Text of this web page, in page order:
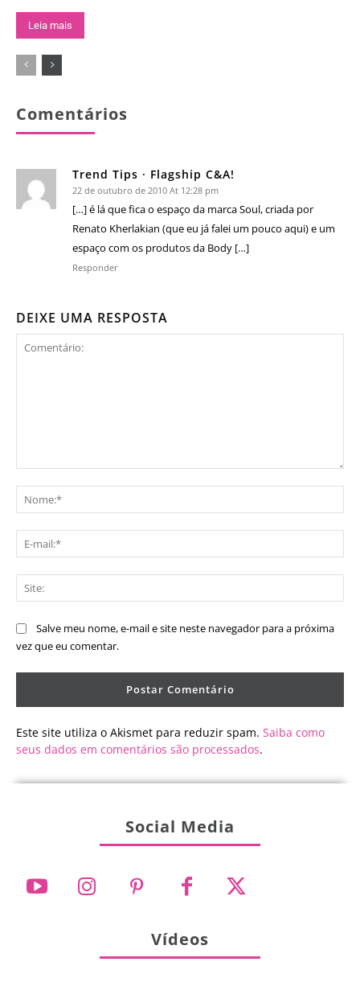
Leia mais
Comentários
Trend Tips · Flagship C&A!
22 de outubro de 2010 At 12:28 pm
[…] é lá que fica o espaço da marca Soul, criada por
Renato Kherlakian (que eu já falei um pouco aqui) e um
espaço com os produtos da Body […]
Responder
DEIXE UMA RESPOSTA
Salve meu nome, e-mail e site neste navegador para a próxima
vez que eu comentar.
Este site utiliza o Akismet para reduzir spam. Saiba como
seus dados em comentários são processados.
Social Media
Vídeos